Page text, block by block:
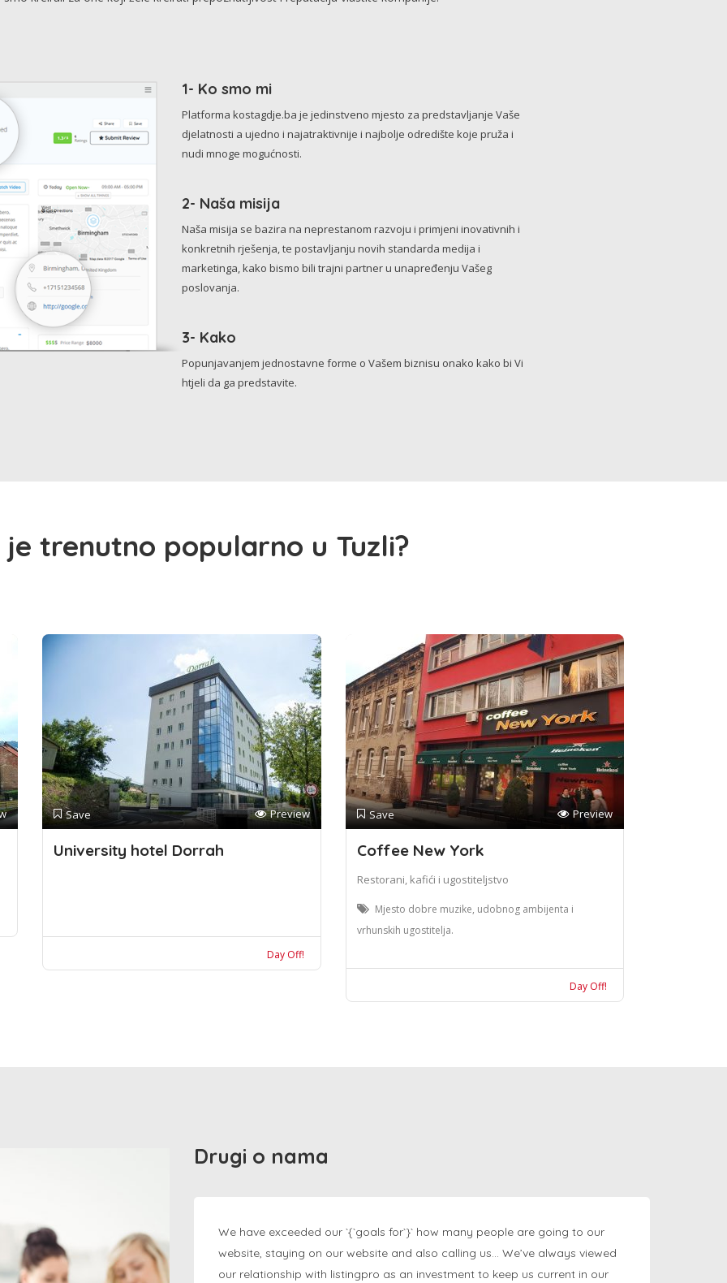
1- Ko smo mi
Platforma kostagdje.ba je jedinstveno mjesto za predstavljanje Vaše
djelatnosti a ujedno i najatraktivnije i najbolje odredište koje pruža i
nudi mnoge mogućnosti.
2- Naša misija
Naša misija se bazira na neprestanom razvoju i primjeni inovativnih i
konkretnih rješenja, te postavljanju novih standarda medija i
marketinga, kako bismo bili trajni partner u unapređenju Vašeg
poslovanja.
3- Kako
Popunjavanjem jednostavne forme o Vašem biznisu onako kako bi Vi
htjeli da ga predstavite.
je trenutno popularno u Tuzli?
Save Preview
University hotel Dorrah
Day Off!
Save Preview
Coffee New York
Restorani, kafići i ugostiteljstvo
Mjesto dobre muzike, udobnog ambijenta i
vrhunskih ugostitelja.
Day Off!
Drugi o nama
We have exceeded our `{`goals for`}` how many people are going to our
website, staying on our website and also calling us… We’ve always viewed
our relationship with listingpro as an investment to keep us current in our